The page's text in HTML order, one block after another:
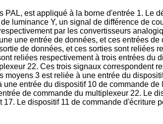
est appliqué à la borne d'entrée 1. Le
luminance Y, un signal de différence de
par les convertisseurs
une entrée de données, et ces entrées
de données, et ces sorties sont
reliées respectivement à trois entrées
22. Ces trois signaux correspondent
3 est reliée à une entrée du
entrée du dispositif 10 de commande
de commande du multiplexeur 22. Le
Le dispositif 11 de commande